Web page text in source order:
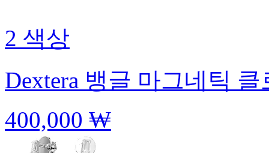
2 색상
Dextera 뱅글 마그네틱 클
400,000 ₩